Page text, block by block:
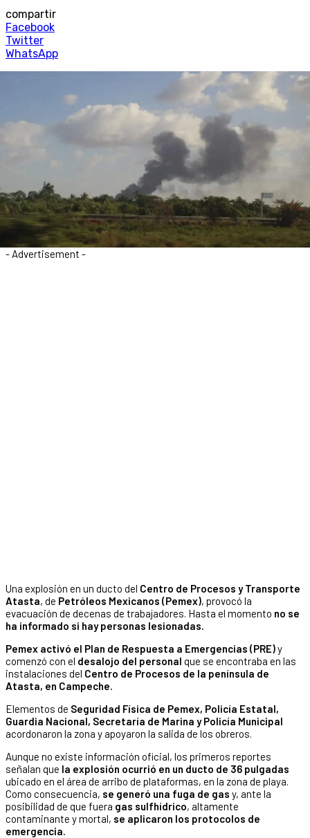
compartir
Facebook
Twitter
WhatsApp
- Advertisement -
Una explosión en un ducto del Centro de Procesos y Transporte
Atasta, de Petróleos Mexicanos (Pemex), provocó la
evacuación de decenas de trabajadores. Hasta el momento no se
ha informado si hay personas lesionadas.
Pemex activó el Plan de Respuesta a Emergencias (PRE)y
comenzó con el desalojo del personal que se encontraba en las
instalaciones del Centro de Procesos de la península de
Atasta, en Campeche.
Elementos de Seguridad Física de Pemex, Policía Estatal,
Guardia Nacional, Secretaría de Marina y Policía Municipal
acordonaron la zona y apoyaron la salida de los obreros.
Aunque no existe información oficial, los primeros reportes
señalan que la explosión ocurrió en un ducto de 36 pulgadas
ubicado en el área de arribo de plataformas, en la zona de playa.
Como consecuencia, se generó una fuga de gas y, ante la
posibilidad de que fuera gas sulfhídrico, altamente
contaminante y mortal, se aplicaron los protocolos de
emergencia.